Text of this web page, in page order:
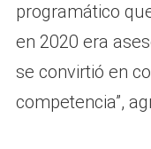
programático
en 2020 era
se convirtió en
competencia”,